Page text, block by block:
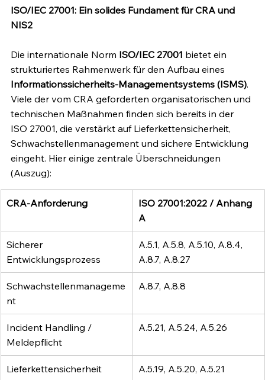
ISO/IEC 27001: Ein solides Fundament für CRA und
NIS2
Die internationale Norm ISO/IEC 27001 bietet ein
strukturiertes Rahmenwerk für den Aufbau eines
Informationssicherheits-Managementsystems (ISMS).
Viele der vom CRA geforderten organisatorischen und
technischen Maßnahmen finden sich bereits in der
ISO 27001, die verstärkt auf Lieferkettensicherheit,
Schwachstellenmanagement und sichere Entwicklung
eingeht. Hier einige zentrale Überschneidungen
(Auszug):
CRA-Anforderung
ISO 27001:2022 / Anhang
A
Sicherer
Entwicklungsprozess
A.5.1, A.5.8, A.5.10, A.8.4,
A.8.7, A.8.27
Schwachstellenmanageme
nt
A.8.7, A.8.8
Incident Handling /
Meldepflicht
A.5.21, A.5.24, A.5.26
Lieferkettensicherheit A.5.19, A.5.20, A.5.21